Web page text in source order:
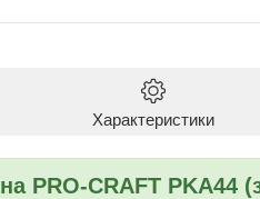
Характеристики
PRO-CRAFT PKA44